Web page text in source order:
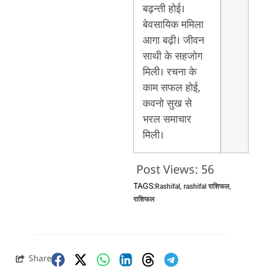
बढ़न्ती होई।
बेवसायिक ममिला
आगा बढ़ी। जीवन
साथी के सहजोग
मिली। रचना के
काम सफल होई,
कवनो सुख से
भरल समाचार
मिली।
Post Views: 56
TAGS:Rashifal , rashifal राशिफल,
राशिफल
Share